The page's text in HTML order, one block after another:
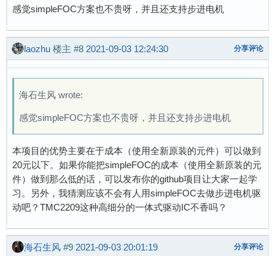
感觉simpleFOC方案也不贵呀，并且还支持步进电机
laozhu 楼主 #8 2021-09-03 12:24:30 分享评论
海石生风 wrote:
感觉simpleFOC方案也不贵呀，并且还支持步进电机
本项目的优势主要在于成本（使用全新原装的元件）可以做到
20元以下。如果你能把simpleFOC的成本（使用全新原装的元
件）做到那么低的话，可以发布你的github项目让大家一起学
习。另外，我猜测应该不会有人用simpleFOC去做步进电机驱
动吧？TMC2209这种高细分的一体式驱动IC不香吗？
海石生风 #9 2021-09-03 20:01:19 分享评论